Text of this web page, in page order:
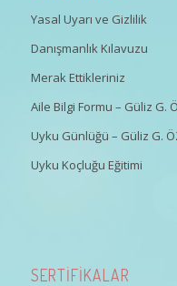
Yasal Uyarı ve Gizlilik
Danışmanlık Kılavuzu
Merak Ettikleriniz
Aile Bilgi Formu – Güliz G.
Uyku Günlüğü – Güliz G.
Uyku Koçluğu Eğitimi
SERTİFİKALAR